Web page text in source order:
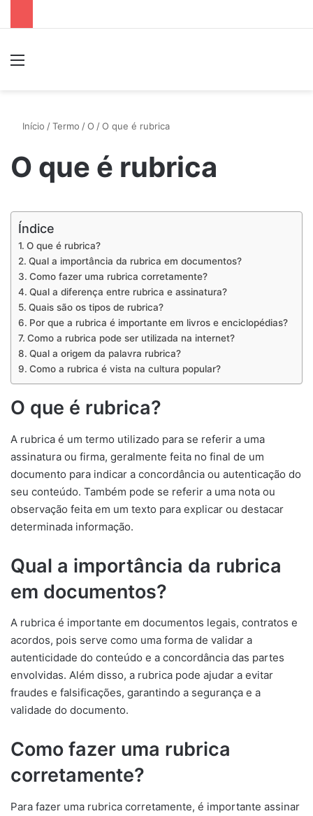
Início /Termo /O /O que é rubrica
O que é rubrica
Índice
O que é rubrica?
Qual a importância da rubrica em documentos?
Como fazer uma rubrica corretamente?
Qual a diferença entre rubrica e assinatura?
Quais são os tipos de rubrica?
Por que a rubrica é importante em livros e enciclopédias?
Como a rubrica pode ser utilizada na internet?
Qual a origem da palavra rubrica?
Como a rubrica é vista na cultura popular?
O que é rubrica?
A rubrica é um termo utilizado para se referir a uma
assinatura ou firma, geralmente feita no final de um
documento para indicar a concordância ou autenticação do
seu conteúdo. Também pode se referir a uma nota ou
observação feita em um texto para explicar ou destacar
determinada informação.
Qual a importância da rubrica
em documentos?
A rubrica é importante em documentos legais, contratos e
acordos, pois serve como uma forma de validar a
autenticidade do conteúdo e a concordância das partes
envolvidas. Além disso, a rubrica pode ajudar a evitar
fraudes e falsificações, garantindo a segurança e a
validade do documento.
Como fazer uma rubrica
corretamente?
Para fazer uma rubrica corretamente, é importante assinar